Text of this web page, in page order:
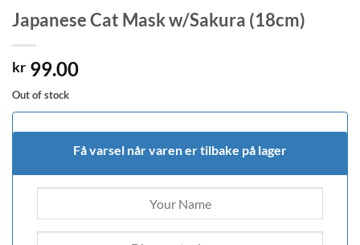
Japanese Cat Mask w/Sakura (18cm)
kr 99.00
Out of stock
Få varsel når varen er tilbake på lager